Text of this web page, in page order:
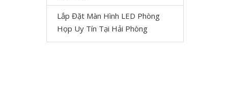
Lắp Đặt Màn Hình LED Phòng
Họp Uy Tín Tại Hải Phòng